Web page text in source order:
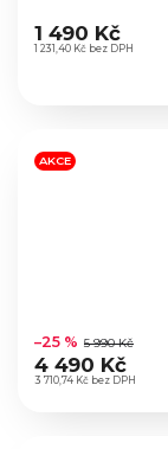
hodnocení
produktu
hvězdiček.
1 231,40 Kč bez DPH
1 490 Kč
AKCE
hodnocení
produktu
je
3 710,74 Kč bez DPH
–25 % 5 990 Kč
4 490 Kč